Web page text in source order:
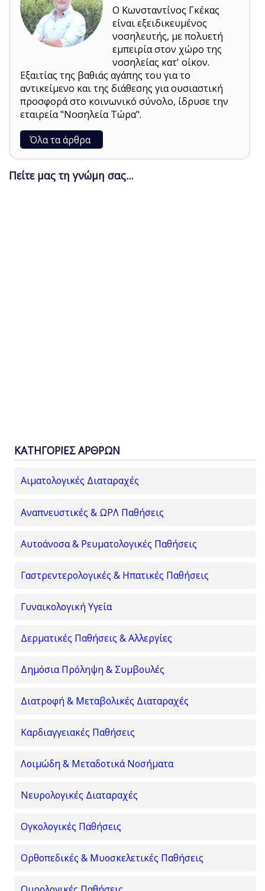
Ο Κωνσταντίνος Γκέκας
είναι εξειδικευμένος
νοσηλευτής, με πολυετή
εμπειρία στον χώρο της
νοσηλείας κατ' οίκον.
Εξαιτίας της βαθιάς αγάπης του για το
αντικείμενο και της διάθεσης για ουσιαστική
προσφορά στο κοινωνικό σύνολο, ίδρυσε την
εταιρεία "Νοσηλεία Τώρα".
Όλα τα άρθρα
Πείτε μας τη γνώμη σας...
ΚΑΤΗΓΟΡΙΕΣ ΑΡΘΡΩΝ
Αιματολογικές Διαταραχές
Αναπνευστικές & ΩΡΛ Παθήσεις
Αυτοάνοσα & Ρευματολογικές Παθήσεις
Γαστρεντερολογικές & Ηπατικές Παθήσεις
Γυναικολογική Υγεία
Δερματικές Παθήσεις & Αλλεργίες
Δημόσια Πρόληψη & Συμβουλές
Διατροφή & Μεταβολικές Διαταραχές
Καρδιαγγειακές Παθήσεις
Λοιμώδη & Μεταδοτικά Νοσήματα
Νευρολογικές Διαταραχές
Ογκολογικές Παθήσεις
Ορθοπεδικές & Μυοσκελετικές Παθήσεις